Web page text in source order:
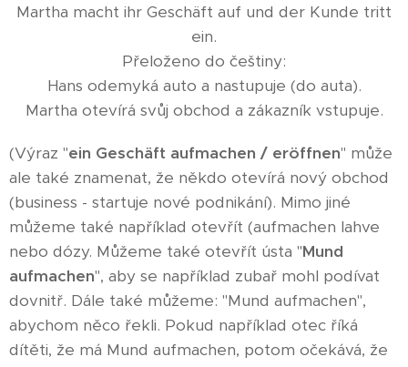
Martha macht ihr Geschäft auf und der Kunde tritt
ein.
Přeloženo do češtiny:
Hans odemyká auto a nastupuje (do auta).
Martha otevírá svůj obchod a zákazník vstupuje.
(Výraz "ein Geschäft aufmachen / eröffnen" může
ale také znamenat, že někdo otevírá nový obchod
(business - startuje nové podnikání). Mimo jiné
můžeme také například otevřít (aufmachen lahve
nebo dózy. Můžeme také otevřít ústa "Mund
aufmachen", aby se například zubař mohl podívat
dovnitř. Dále také můžeme: "Mund aufmachen",
abychom něco řekli. Pokud například otec říká
dítěti, že má Mund aufmachen, potom očekává, že